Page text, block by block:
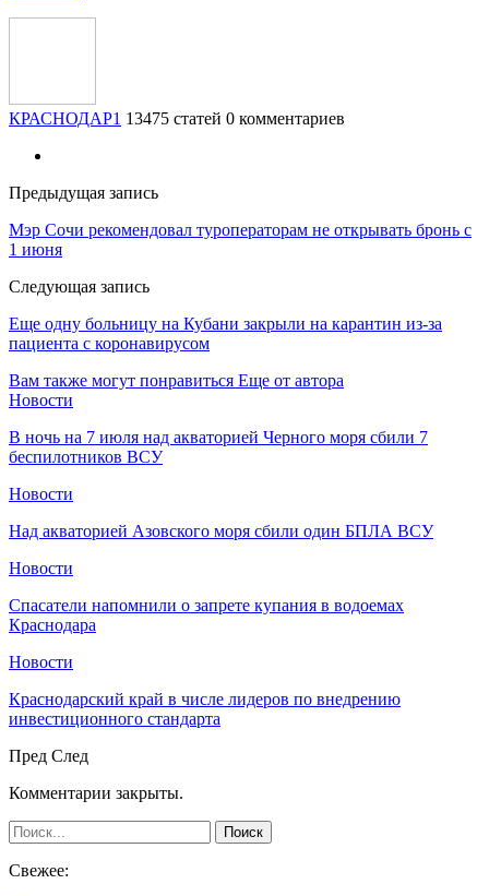
КРАСНОДАР1 13475 статей 0 комментариев
Предыдущая запись
Мэр Сочи рекомендовал туроператорам не открывать бронь с
1 июня
Следующая запись
Еще одну больницу на Кубани закрыли на карантин из-за
пациента с коронавирусом
Вам также могут понравиться Еще от автора
Новости
В ночь на 7 июля над акваторией Черного моря сбили 7
беспилотников ВСУ
Новости
Над акваторией Азовского моря сбили один БПЛА ВСУ
Новости
Спасатели напомнили о запрете купания в водоемах
Краснодара
Новости
Краснодарский край в числе лидеров по внедрению
инвестиционного стандарта
Пред След
Комментарии закрыты.
Свежее: